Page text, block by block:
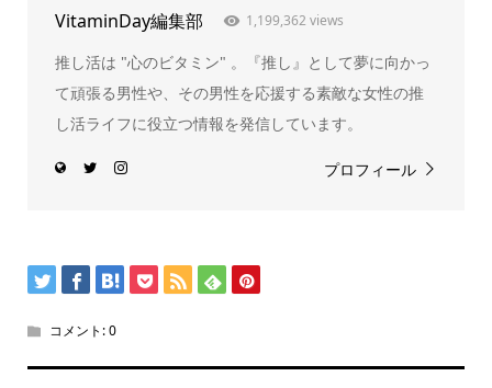
VitaminDay編集部 1,199,362 views
推し活は "心のビタミン" 。『推し』として夢に向かっ
て頑張る男性や、その男性を応援する素敵な女性の推
し活ライフに役立つ情報を発信しています。
プロフィール
コメント:0